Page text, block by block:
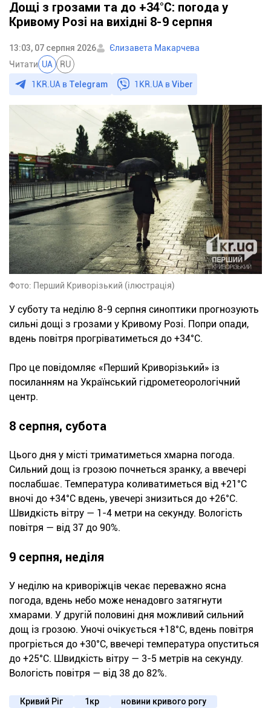
Дощі з грозами та до +34°С: погода у
Кривому Розі на вихідні 8-9 серпня
13:03, 07 серпня 2026
Єлизавета Макарчева
Читати UA RU
1KR.UA в Telegram 1KR.UA вViber
Фото: Перший Криворізький (ілюстрація)
У суботу та неділю 8-9 серпня синоптики прогнозують
сильні дощі з грозами у Кривому Розі. Попри опади,
вдень повітря прогріватиметься до +34°С.
Про це повідомляє «Перший Криворізький» із
посиланням на Український гідрометеорологічний
центр.
8 серпня, субота
Цього дня у місті триматиметься хмарна погода.
Сильний дощ із грозою почнеться зранку, а ввечері
послабшає. Температура коливатиметься від +21°С
вночі до +34°С вдень, увечері знизиться до +26°С.
Швидкість вітру — 1-4 метри на секунду. Вологість
повітря — від 37 до 90%.
9 серпня, неділя
У неділю на криворіжців чекає переважно ясна
погода, вдень небо може ненадовго затягнути
хмарами. У другій половині дня можливий сильний
дощ із грозою. Уночі очікується +18°С, вдень повітря
прогріється до +30°С, ввечері температура опуститься
до +25°С. Швидкість вітру — 3-5 метрів на секунду.
Вологість повітря — від 38 до 82%.
Кривий Ріг 1кр
новини кривого рогу